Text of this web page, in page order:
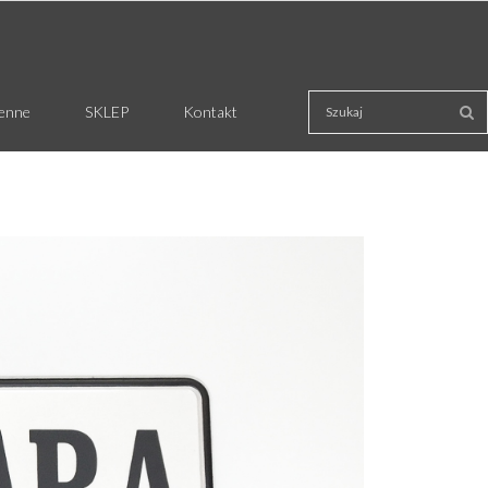
SKLEP Kontakt